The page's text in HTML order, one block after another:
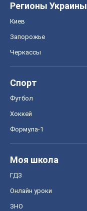
Регионы Украины
Киев
Запорожье
Черкассы
Спорт
Футбол
Хоккей
Формула-1
Моя школа
ГДЗ
Онлайн уроки
ЗНО